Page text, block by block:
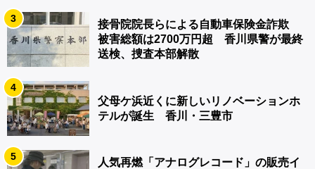
3
接骨院院長らによる自動車保険金詐欺
被害総額は2700万円超 香川県警が最終
送検、捜査本部解散
4
父母ケ浜近くに新しいリノベーションホ
テルが誕生 香川・三豊市
5
人気再燃「アナログレコード」の販売イ